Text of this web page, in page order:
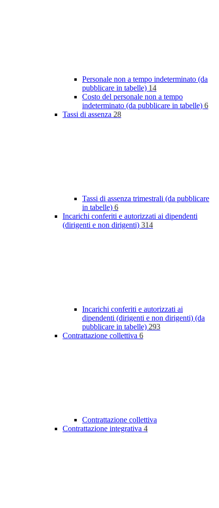
Personale non a tempo indeterminato (da
pubblicare in tabelle) 14
Costo del personale non a tempo
indeterminato (da pubblicare in tabelle) 6
Tassi di assenza 28
Tassi di assenza trimestrali (da pubblicare
in tabelle) 6
Incarichi conferiti e autorizzati ai dipendenti
(dirigenti e non dirigenti) 314
Incarichi conferiti e autorizzati ai
dipendenti (dirigenti e non dirigenti) (da
pubblicare in tabelle) 293
Contrattazione collettiva 6
Contrattazione collettiva
Contrattazione integrativa 4